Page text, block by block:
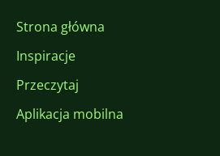
Strona główna
Inspiracje
Przeczytaj
Aplikacja mobilna